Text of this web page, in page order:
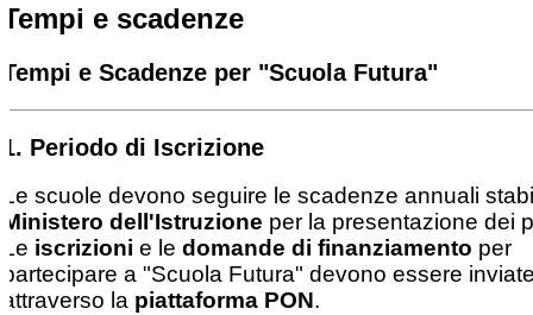
Tempi e scadenze
Tempi e Scadenze per "Scuola Futura"
1. Periodo di Iscrizione
Le scuole devono seguire le scadenze annuali
Ministero dell'Istruzione per la presentazione dei
Le iscrizioni e le domande di finanziamento per
partecipare a "Scuola Futura" devono essere
attraverso la piattaforma PON.